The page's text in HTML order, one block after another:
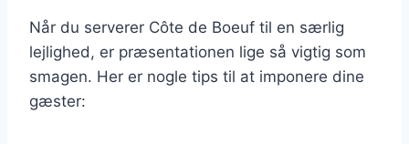
Når du serverer Côte de Boeuf til en særlig
lejlighed, er præsentationen lige så vigtig som
smagen. Her er nogle tips til at imponere dine
gæster: